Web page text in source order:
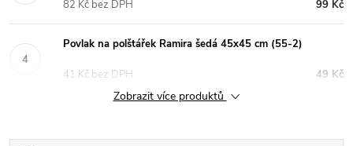
99 Kč
82 Kč bez DPH
Povlak na polštářek Ramira šedá 45x45 cm (55-2)
49 Kč
41 Kč bez DPH
Zobrazit více produktů